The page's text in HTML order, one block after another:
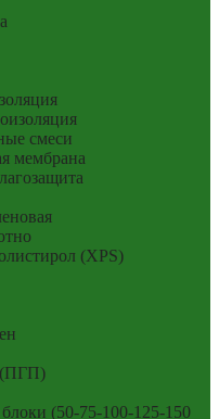
смеси
мембрана
(XPS)
(ПГП)
(50-75-100-125-150